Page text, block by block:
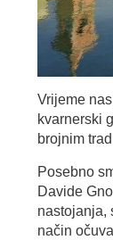
Vrijeme
kvarnerski
brojnim
Posebno
Davide
nastojanja,
način